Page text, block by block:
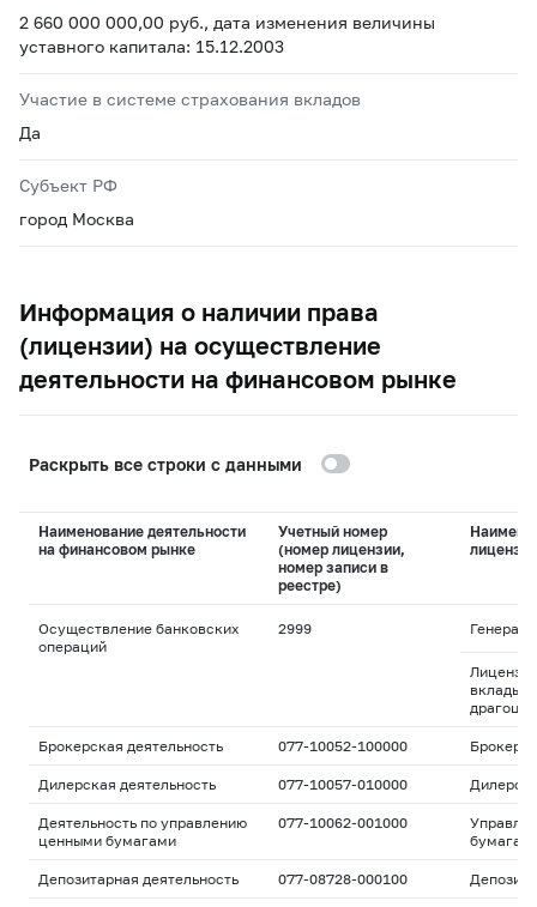
2 660 000 000,00 руб., дата изменения величины
уставного капитала: 15.12.2003
Участие в системе страхования вкладов
Да
Субъект РФ
город Москва
Информация о наличии права
(лицензии) на осуществление
деятельности на финансовом рынке
Раскрыть все строки с данными
Наименование деятельности
на финансовом рынке
Учетный номер
(номер лицензии,
номер записи в
реестре)
лицензии
Осуществление банковских
операций
2999
вклады
Брокерская деятельность 077-10052-100000
Дилерская деятельность 077-10057-010000
Деятельность по управлению
ценными бумагами
077-10062-001000
Депозитарная деятельность 077-08728-000100